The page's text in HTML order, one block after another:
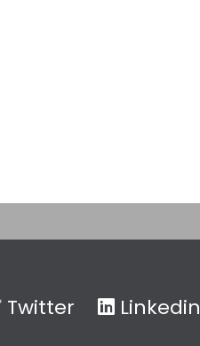
Twitter Linkedin